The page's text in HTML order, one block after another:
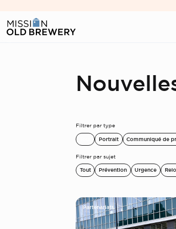
Filtrer par type
Portrait Communiqué de
Filtrer par sujet
Tout Prévention Urgence
Partenariats